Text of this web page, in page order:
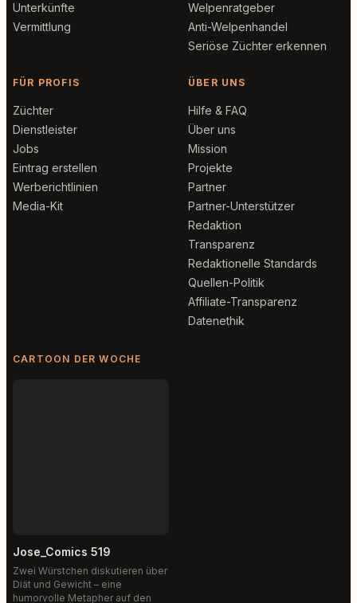
Unterkünfte
Vermittlung
Welpenratgeber
Anti-Welpenhandel
Seriöse Züchter erkennen
FÜR PROFIS
Züchter
Dienstleister
Jobs
Eintrag erstellen
Werberichtlinien
Media-Kit
ÜBER UNS
Hilfe & FAQ
Über uns
Mission
Projekte
Partner
Partner-Unterstützer
Redaktion
Transparenz
Redaktionelle Standards
Quellen-Politik
Affiliate-Transparenz
Datenethik
CARTOON DER WOCHE
Jose_Comics 519
Zwei Würstchen diskutieren über
Diät und Gewicht – eine
humorvolle Metapher auf den